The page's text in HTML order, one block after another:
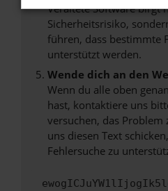
Veraltete Software birgt
Sicherheitsrisiko,
führen, dass bestimmte
unterstützt werden.
Wende dich an den
Wenn du alle oben
hast, kontaktiere uns
versuchen, das Problem
uns diesen Text
Fehlersuche zu